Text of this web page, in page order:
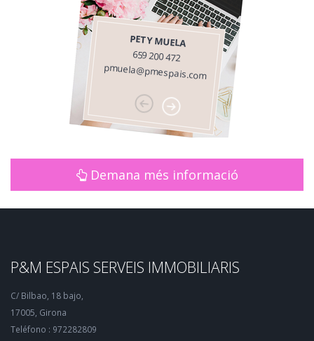
PETY MUELA
659 200 472
pmuela@pmespais.com
Demana més informació
P&M ESPAIS SERVEIS IMMOBILIARIS
C/ Bilbao, 18 bajo,
17005, Girona
Teléfono : 972282809